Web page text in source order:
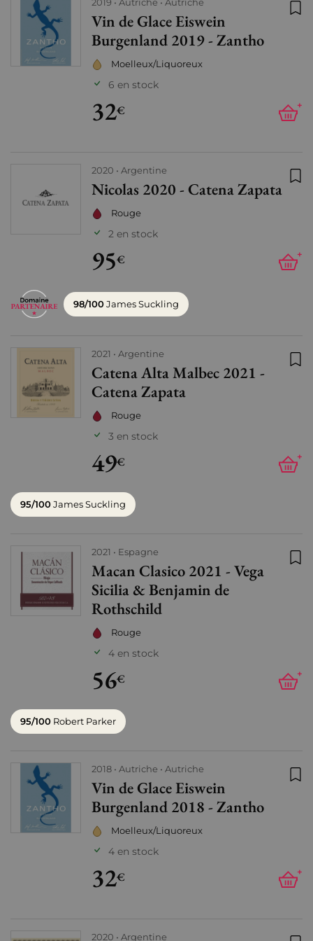
Vin de Glace Eiswein
Burgenland 2019 - Zantho
Moelleux/Liquoreux
6 en stock
32€ +
2020 Argentine
Nicolas 2020 - Catena Zapata
Rouge
2 en stock
95€ +
98/100James Suckling
2021 Argentine
Catena Alta Malbec 2021 -
Catena Zapata
Rouge
3 en stock
49€ +
95/100James Suckling
2021 Espagne
Macan Clasico 2021 - Vega
Sicilia & Benjamin de
Rothschild
Rouge
4 en stock
56€ +
95/100 Robert Parker
2018 Autriche Autriche
Vin de Glace Eiswein
Burgenland 2018 - Zantho
Moelleux/Liquoreux
4 en stock
32€ +
2020 Argentine